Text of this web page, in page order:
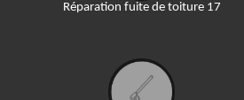
Réparation fuite de toiture 17